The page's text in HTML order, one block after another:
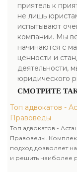
приятель к
не лишь
испытывают
компании. Мы
начинаются с
ценности и
деятельности,
юридического
СМОТРИТЕ
Топ адвокатов -
Правоведы
Топ адвокатов -
Правоведы.
подход дозволяет
и решить наиболее